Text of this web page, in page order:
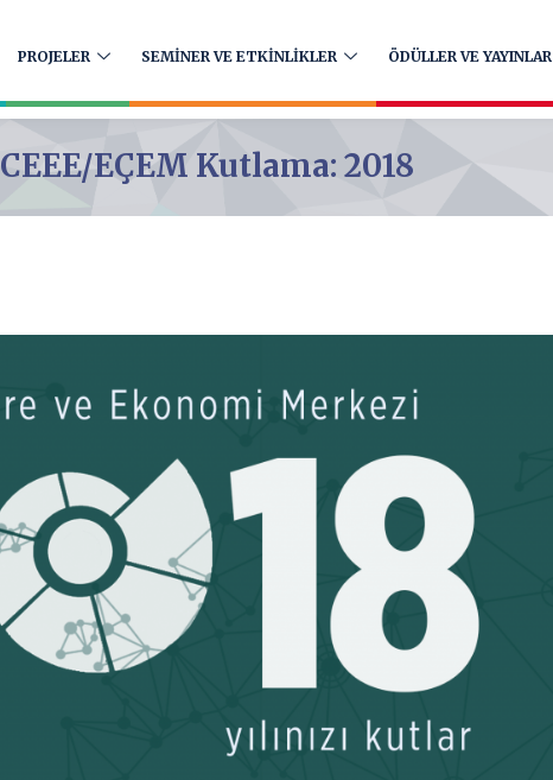
PROJELER SEMİNER VE ETKİNLİKLER ÖDÜLLER VE YAYINLAR
CEEE/EÇEM Kutlama: 2018